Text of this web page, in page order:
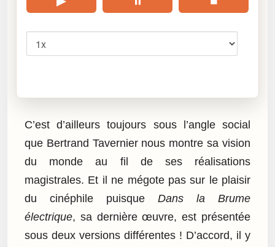
C’est d’ailleurs toujours sous l’angle social
que Bertrand Tavernier nous montre sa vision
du monde au fil de ses réalisations
magistrales. Et il ne mégote pas sur le plaisir
du cinéphile puisque Dans la Brume
électrique, sa dernière œuvre, est présentée
sous deux versions différentes ! D’accord, il y